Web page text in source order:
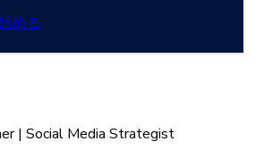
める
| Social Media Strategist